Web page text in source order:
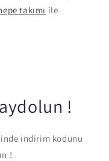
takımı ile
!
indirim kodunu
!